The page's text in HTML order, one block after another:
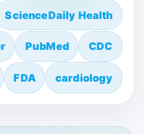
ScienceDaily Health
CDC
PubMed
cardiology
FDA